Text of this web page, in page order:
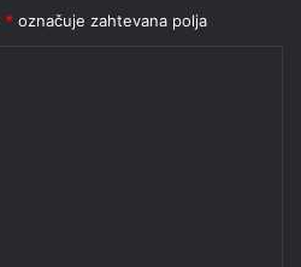
* označuje zahtevana polja